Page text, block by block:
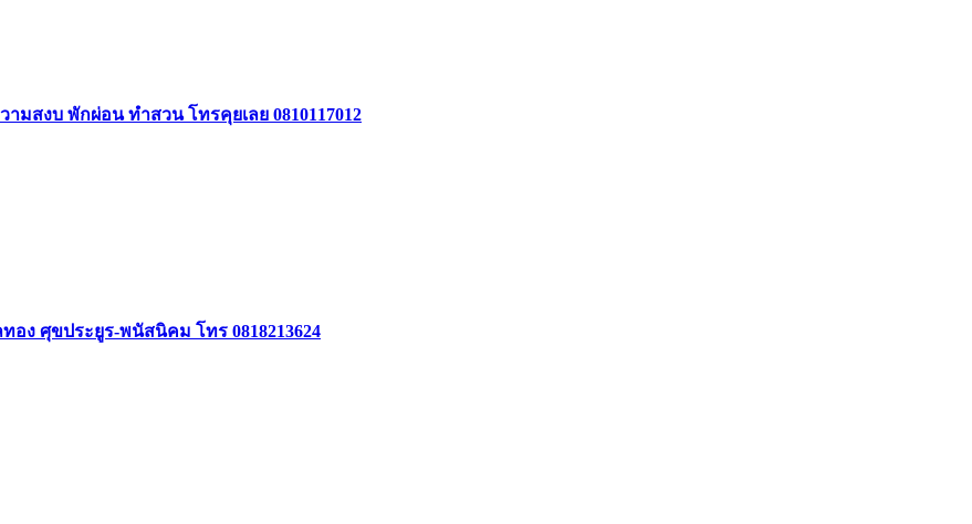
สงบ พักผ่อน ทำสวน โทรคุยเลย 0810117012
ง ศุขประยูร-พนัสนิคม โทร 0818213624